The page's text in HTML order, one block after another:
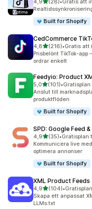
4,9 (28)
28 recensioner totalt
•Gratis att
Built for Shopify
CedCommerce
4,8av 5 stjärnor
(216)
216 recensioner totalt
•Gratis att
Prisbelönt TikTok-
ordrar enkelt
Feedyio: Product
5,0av 5 stjärnor
(101)
101 recensioner totalt
•
Anslut till
produktflöden
Built for Shopify
SPD: Google Feed
4,9av 5 stjärnor
(35)
35 recensioner totalt
•Gratisplan
Kommunicera live
optimera annonser
Built for Shopify
XML Product Feeds
4,9av 5 stjärnor
(104)
104 recensioner totalt
•
Skapa ett anpassat
LLMs.txt